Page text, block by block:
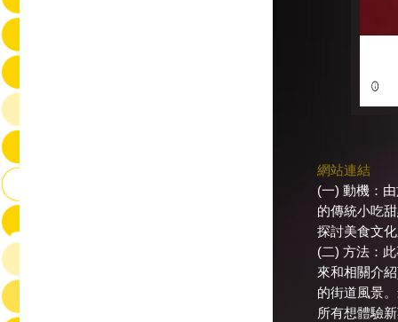
網站連結
(一) 動機：
的傳統小吃
探討美食文
(二) 方法：
來和相關介
的街道風景
所有想體驗